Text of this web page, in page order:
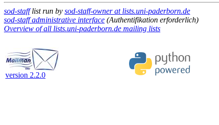
sod-stafflist run by sod-staff-owner at lists.uni-paderborn.de
sod-staff administrative interface (Authentifikation erforderlich)
Overview of all lists.uni-paderborn.de mailing lists
version 2.2.0